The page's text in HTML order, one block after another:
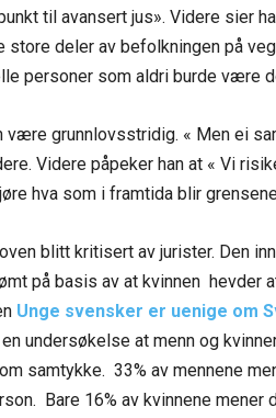
til avansert jus». Videre sier
store deler av befolkningen på
personer som aldri burde være
være grunnlovsstridig. « Men ei
Videre påpeker han at « Vi
hva som i framtida blir
blitt kritisert av jurister. Den
på basis av at kvinnen hevder
Unge svensker er uenige om
undersøkelse at menn og
samtykke. 33% av mennene
Bare 16% av kvinnene mener